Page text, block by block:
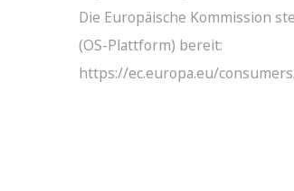
Die Europäische Kommission
(OS-Plattform) bereit:
https://ec.europa.eu/